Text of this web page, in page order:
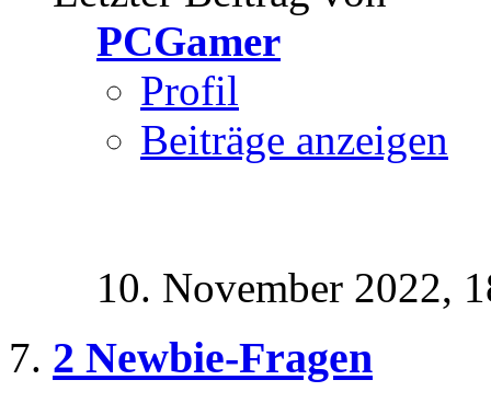
PCGamer
Profil
Beiträge anzeigen
10. November 2022,
2 Newbie-Fragen